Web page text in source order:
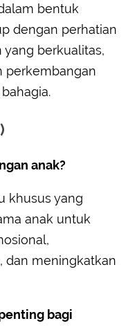
bentuk
dengan perhatian
berkualitas,
perkembangan
anak?
khusus yang
anak untuk
dan meningkatkan
bagi